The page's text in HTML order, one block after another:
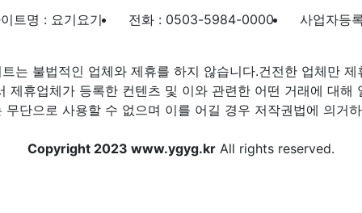
트명 : 요기요기 전화 : 0503-5984-0000 사업자등
는 불법적인 업체와 제휴를 하지 않습니다.건전한 업체만 제
제휴업체가 등록한 컨텐츠 및 이와 관련한 어떤 거래에 대해
단으로 사용할 수 없으며 이를 어길 경우 저작권법에 의거
Copyright 2023 www.ygyg.kr All rights reserved.